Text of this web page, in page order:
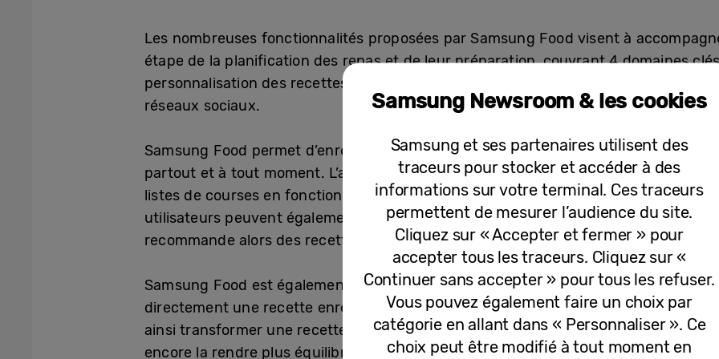
Les nombreuses fonctionnalités proposées par Samsung Food visent à
étape de la planification des repas et de leur préparation, couvrant 4 domaines
personnalisation des recettes, la planification des repas sur mesure, la cuisine
réseaux sociaux.
Samsung Food permet d’enregistrer toutes ses recettes pour les regrouper en
partout et à tout moment. L’application analyse les recettes, normalise leur format
listes de courses en fonction des ingrédients qu’elles nécessitent. En complément
utilisateurs peuvent également accéder au service via le réfrigérateur Bespoke
recommande alors des recettes basées sur une liste d’aliments disponibles dans
Samsung Food est également doté d’une fonction de personnalisation des
directement une recette enregistrée afin de mieux refléter les habitudes
ainsi transformer une recette en version végétarienne, l’adapter en fonction des
encore la rendre plus équilibrée sur le plan nutritionnel. Samsung Food est
Samsung Newsroom & les cookies
Samsung et ses partenaires utilisent des
traceurs pour stocker et accéder à des
informations sur votre terminal. Ces traceurs
permettent de mesurer l’audience du site.
Cliquez sur « Accepter et fermer » pour
accepter tous les traceurs. Cliquez sur «
Continuer sans accepter » pour tous les refuser.
Vous pouvez également faire un choix par
catégorie en allant dans « Personnaliser ». Ce
choix peut être modifié à tout moment en